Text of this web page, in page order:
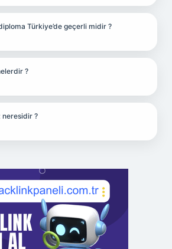
Türkiye’de geçerli midir ?
?
neresidir ?